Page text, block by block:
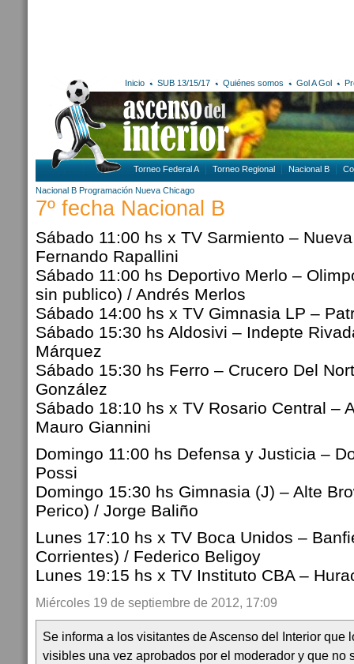
Inicio SUB 13/15/17 Quiénes somos Gol A Gol
Torneo Federal A Torneo Regional Nacional B
Nacional B Programación Nueva Chicago
7º fecha Nacional B
Sábado 11:00 hs x TV Sarmiento –
Fernando Rapallini
Sábado 11:00 hs Deportivo Merlo –
sin publico) / Andrés Merlos
Sábado 14:00 hs x TV Gimnasia LP –
Sábado 15:30 hs Aldosivi – Indepte
Márquez
Sábado 15:30 hs Ferro – Crucero Del
González
Sábado 18:10 hs x TV Rosario Central –
Mauro Giannini
Domingo 11:00 hs Defensa y Justicia –
Possi
Domingo 15:30 hs Gimnasia (J) – Alte
Perico) / Jorge Baliño
Lunes 17:10 hs x TV Boca Unidos –
Corrientes) / Federico Beligoy
Lunes 19:15 hs x TV Instituto CBA –
Miércoles 19 de septiembre de 2012, 17:09
Se informa a los visitantes de Ascenso del Interior que
visibles una vez aprobados por el moderador y que no